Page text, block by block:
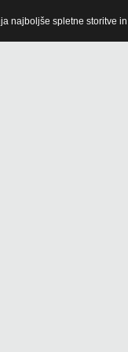
najboljše spletne storitve